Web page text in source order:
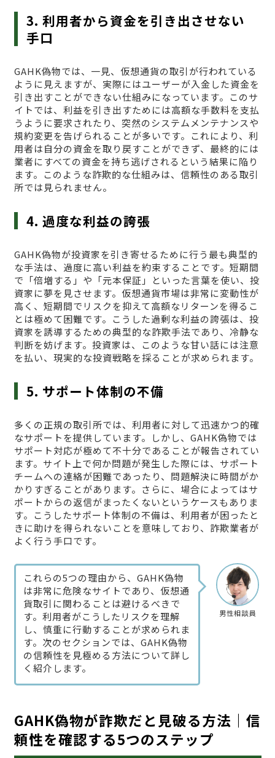
3. 利用者から資金を引き出させない
手口
GAHK偽物では、一見、仮想通貨の取引が行われている
ように見えますが、実際にはユーザーが入金した資金を
引き出すことができない仕組みになっています。このサ
イトでは、利益を引き出すためには高額な手数料を支払
うように要求されたり、突然のシステムメンテナンスや
規約変更を告げられることが多いです。これにより、利
用者は自分の資金を取り戻すことができず、最終的には
業者にすべての資金を持ち逃げされるという結果に陥り
ます。このような詐欺的な仕組みは、信頼性のある取引
所では見られません。
4. 過度な利益の誇張
GAHK偽物が投資家を引き寄せるために行う最も典型的
な手法は、過度に高い利益を約束することです。短期間
で「倍増する」や「元本保証」といった言葉を使い、投
資家に夢を見させます。仮想通貨市場は非常に変動性が
高く、短期間でリスクを抑えて高額なリターンを得るこ
とは極めて困難です。こうした過剰な利益の誇張は、投
資家を誘導するための典型的な詐欺手法であり、冷静な
判断を妨げます。投資家は、このような甘い話には注意
を払い、現実的な投資戦略を採ることが求められます。
5. サポート体制の不備
多くの正規の取引所では、利用者に対して迅速かつ的確
なサポートを提供しています。しかし、GAHK偽物では
サポート対応が極めて不十分であることが報告されてい
ます。サイト上で何か問題が発生した際には、サポート
チームへの連絡が困難であったり、問題解決に時間がか
かりすぎることがあります。さらに、場合によってはサ
ポートからの返信がまったくないというケースもありま
す。こうしたサポート体制の不備は、利用者が困ったと
きに助けを得られないことを意味しており、詐欺業者が
よく行う手口です。
男性相談員
これらの5つの理由から、GAHK偽物
は非常に危険なサイトであり、仮想通
貨取引に関わることは避けるべきで
す。利用者がこうしたリスクを理解
し、慎重に行動することが求められま
す。次のセクションでは、GAHK偽物
の信頼性を見極める方法について詳し
く紹介します。
GAHK偽物が詐欺だと見破る方法｜信
頼性を確認する5つのステップ